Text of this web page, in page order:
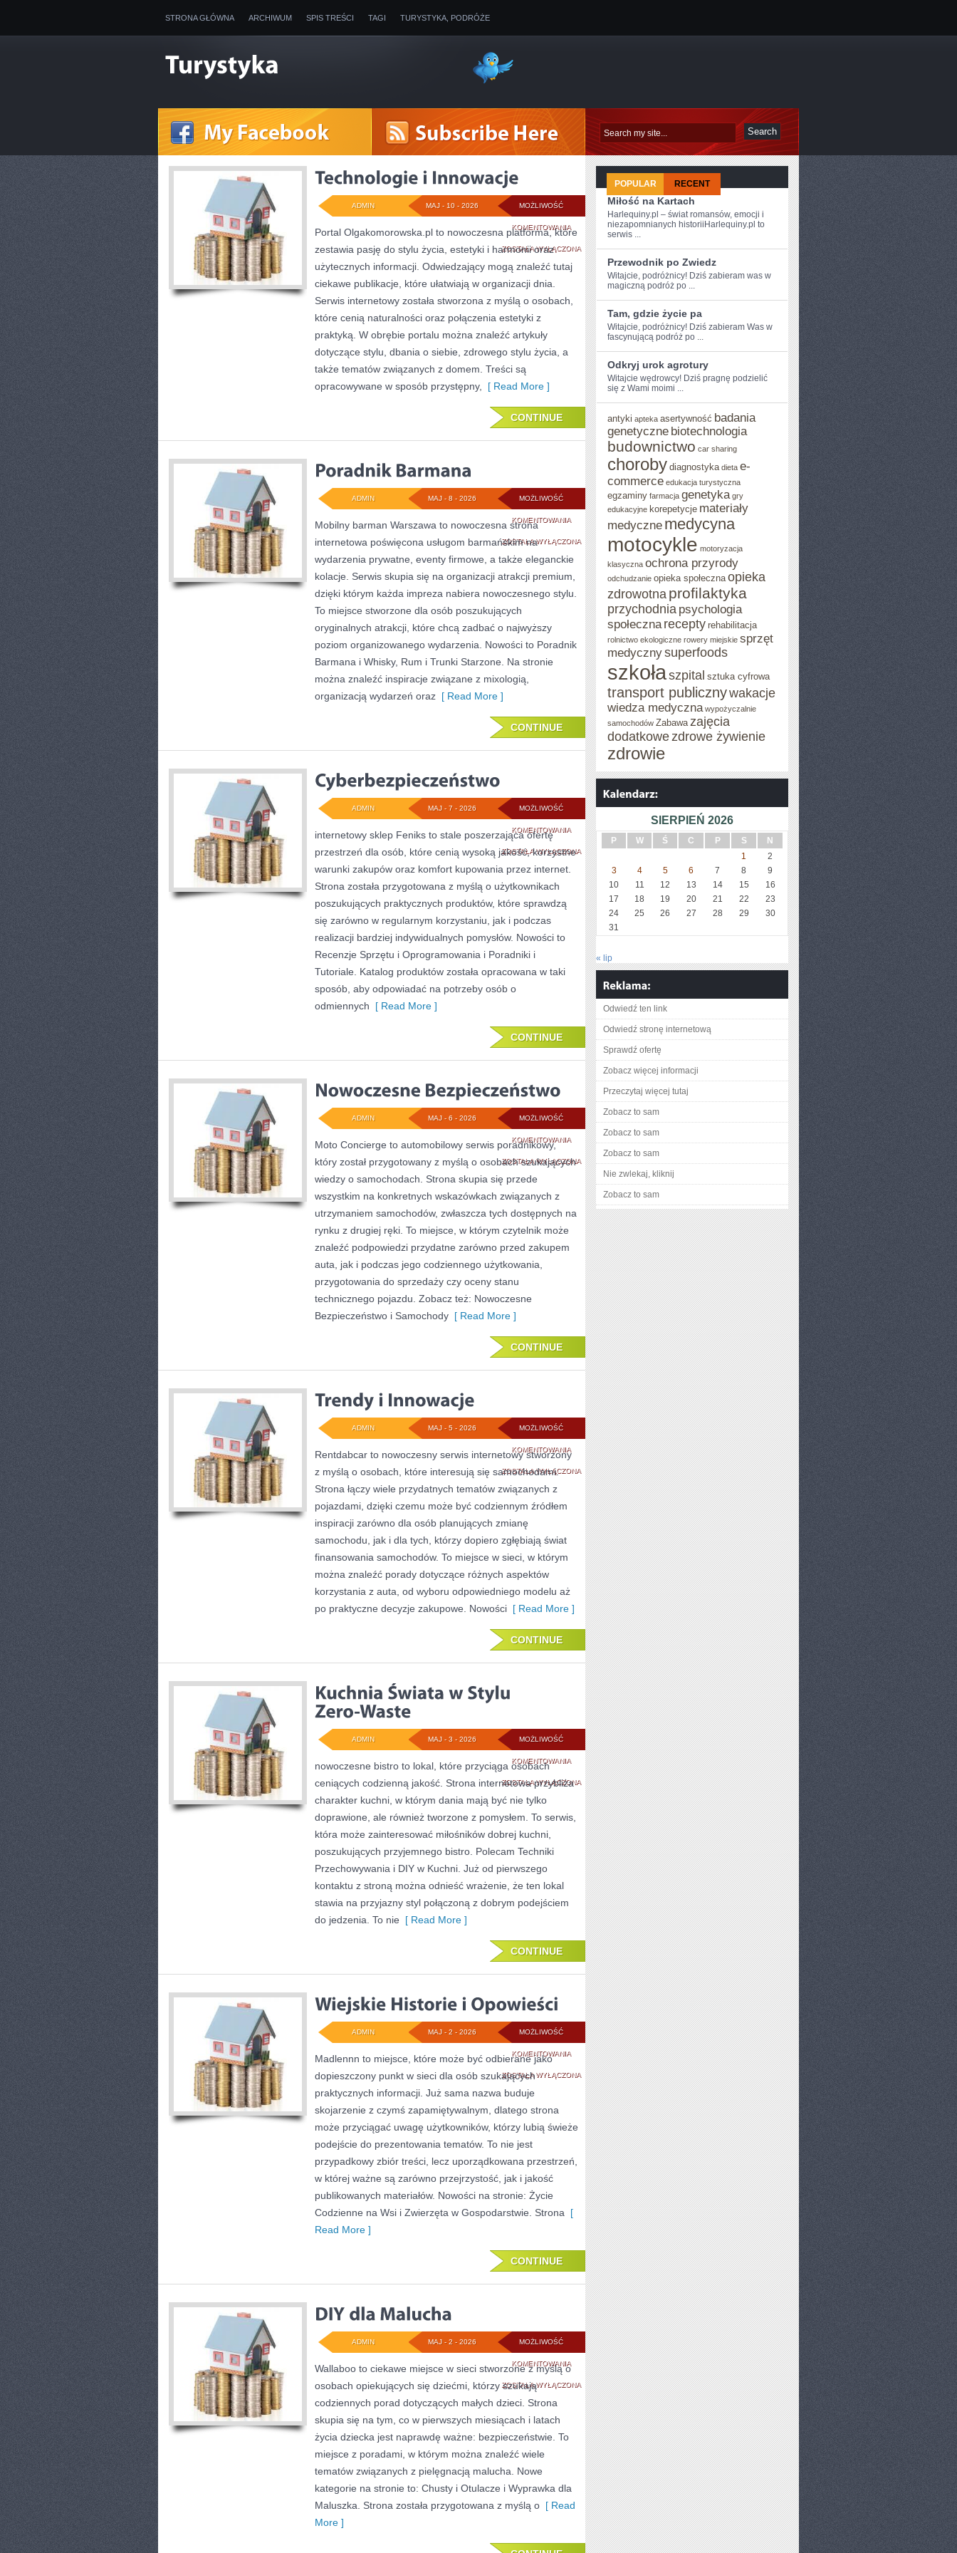
STRONA GŁÓWNA ARCHIWUM SPIS TREŚCI TAGI TURYSTYKA, PODRÓŻE
MOŻLIWOŚĆ
KOMENTOWANIATECHNOLOGIE
I
INNOWACJE
ZOSTAŁA WYŁĄCZONA
MAJ - 10 - 2026
ADMIN
Portal Olgakomorowska.pl to nowoczesna platforma, które
zestawia pasję do stylu życia, estetyki i harmonii oraz
użytecznych informacji. Odwiedzający mogą znaleźć tutaj
ciekawe publikacje, które ułatwiają w organizacji dnia.
Serwis internetowy została stworzona z myślą o osobach,
które cenią naturalności oraz połączenia estetyki z
praktyką. W obrębie portalu można znaleźć artykuły
dotyczące stylu, dbania o siebie, zdrowego stylu życia, a
także tematów związanych z domem. Treści są
opracowywane w sposób przystępny,
[ Read More ]
CONTINUE
MOŻLIWOŚĆ
KOMENTOWANIAPORADNIK
BARMANA
ZOSTAŁA WYŁĄCZONA
MAJ - 8 - 2026
ADMIN
Mobilny barman Warszawa to nowoczesna strona
internetowa poświęcona usługom barmańskim na
wydarzenia prywatne, eventy firmowe, a także eleganckie
kolacje. Serwis skupia się na organizacji atrakcji premium,
dzięki którym każda impreza nabiera nowoczesnego stylu.
To miejsce stworzone dla osób poszukujących
oryginalnych atrakcji, które chcą zadbać o najwyższy
poziom organizowanego wydarzenia. Nowości to Poradnik
Barmana i Whisky, Rum i Trunki Starzone. Na stronie
można znaleźć inspiracje związane z mixologią,
organizacją wydarzeń oraz [ Read More ]
CONTINUE
MOŻLIWOŚĆ
KOMENTOWANIACYBERBEZPIECZEŃSTWO
ZOSTAŁA WYŁĄCZONA
MAJ - 7 - 2026
ADMIN
internetowy sklep Feniks to stale poszerzająca ofertę
przestrzeń dla osób, które cenią wysoką jakość, korzystne
warunki zakupów oraz komfort kupowania przez internet.
Strona została przygotowana z myślą o użytkownikach
poszukujących praktycznych produktów, które sprawdzą
się zarówno w regularnym korzystaniu, jak i podczas
realizacji bardziej indywidualnych pomysłów. Nowości to
Recenzje Sprzętu i Oprogramowania i Poradniki i
Tutoriale. Katalog produktów została opracowana w taki
sposób, aby odpowiadać na potrzeby osób o
odmiennych [ Read More ]
CONTINUE
MOŻLIWOŚĆ
KOMENTOWANIANOWOCZESNE
BEZPIECZEŃSTWO
ZOSTAŁA WYŁĄCZONA
MAJ - 6 - 2026
ADMIN
Moto Concierge to automobilowy serwis poradnikowy,
który został przygotowany z myślą o osobach szukających
wiedzy o samochodach. Strona skupia się przede
wszystkim na konkretnych wskazówkach związanych z
utrzymaniem samochodów, zwłaszcza tych dostępnych na
rynku z drugiej ręki. To miejsce, w którym czytelnik może
znaleźć podpowiedzi przydatne zarówno przed zakupem
auta, jak i podczas jego codziennego użytkowania,
przygotowania do sprzedaży czy oceny stanu
technicznego pojazdu. Zobacz też: Nowoczesne
Bezpieczeństwo i Samochody [ Read More ]
CONTINUE
MOŻLIWOŚĆ
KOMENTOWANIATRENDY
I
INNOWACJE
ZOSTAŁA WYŁĄCZONA
MAJ - 5 - 2026
ADMIN
Rentdabcar to nowoczesny serwis internetowy stworzony
z myślą o osobach, które interesują się samochodami.
Strona łączy wiele przydatnych tematów związanych z
pojazdami, dzięki czemu może być codziennym źródłem
inspiracji zarówno dla osób planujących zmianę
samochodu, jak i dla tych, którzy dopiero zgłębiają świat
finansowania samochodów. To miejsce w sieci, w którym
można znaleźć porady dotyczące różnych aspektów
korzystania z auta, od wyboru odpowiedniego modelu aż
po praktyczne decyzje zakupowe. Nowości [ Read More ]
CONTINUE
MOŻLIWOŚĆ
KOMENTOWANIAKUCHNIA
ŚWIATA
STYLU
ZERO-
WASTE
ZOSTAŁA WYŁĄCZONA
MAJ - 3 - 2026
ADMIN
nowoczesne bistro to lokal, które przyciąga osobach
ceniących codzienną jakość. Strona internetowa przybliża
charakter kuchni, w którym dania mają być nie tylko
doprawione, ale również tworzone z pomysłem. To serwis,
która może zainteresować miłośników dobrej kuchni,
poszukujących przyjemnego bistro. Polecam Techniki
Przechowywania i DIY w Kuchni. Już od pierwszego
kontaktu z stroną można odnieść wrażenie, że ten lokal
stawia na przyjazny styl połączoną z dobrym podejściem
do jedzenia. To nie [ Read More ]
CONTINUE
MOŻLIWOŚĆ
KOMENTOWANIAWIEJSKIE
HISTORIE
OPOWIEŚCI
ZOSTAŁA WYŁĄCZONA
MAJ - 2 - 2026
ADMIN
Madlennn to miejsce, które może być odbierane jako
dopieszczony punkt w sieci dla osób szukających
praktycznych informacji. Już sama nazwa buduje
skojarzenie z czymś zapamiętywalnym, dlatego strona
może przyciągać uwagę użytkowników, którzy lubią świeże
podejście do prezentowania tematów. To nie jest
przypadkowy zbiór treści, lecz uporządkowana przestrzeń,
w której ważne są zarówno przejrzystość, jak i jakość
publikowanych materiałów. Nowości na stronie: Życie
Codzienne na Wsi i Zwierzęta w Gospodarstwie. Strona [
Read More ]
CONTINUE
MOŻLIWOŚĆ
KOMENTOWANIADIY
DLA
MALUCHA
ZOSTAŁA WYŁĄCZONA
MAJ - 2 - 2026
ADMIN
Wallaboo to ciekawe miejsce w sieci stworzone z myślą o
osobach opiekujących się dziećmi, którzy szukają
codziennych porad dotyczących małych dzieci. Strona
skupia się na tym, co w pierwszych miesiącach i latach
życia dziecka jest naprawdę ważne: bezpieczeństwie. To
miejsce z poradami, w którym można znaleźć wiele
tematów związanych z pielęgnacją malucha. Nowe
kategorie na stronie to: Chusty i Otulacze i Wyprawka dla
Maluszka. Strona została przygotowana z myślą o [ Read
More ]
POPULAR RECENT
Miłość na Kartach
Harlequiny.pl – świat romansów, emocji i
niezapomnianych historiiHarlequiny.pl to
serwis ...
Przewodnik po Zwiedz
Witajcie, podróżnicy!⁣ Dziś zabieram was w
magiczną podróż po ...
Tam, gdzie życie pa
Witajcie, podróżnicy! Dziś zabieram Was w
fascynującą podróż po ...
Odkryj urok agrotury
Witajcie wędrowcy! Dziś ​pragnę podzielić
się z Wami moimi ...
antyki apteka asertywność badania
genetyczne biotechnologia
budownictwo car sharing
choroby diagnostyka dieta e-
commerce edukacja turystyczna
egzaminy farmacja genetyka gry
edukacyjne korepetycje materiały
medyczne medycyna
motocykle motoryzacja
klasyczna ochrona przyrody
odchudzanie opieka społeczna opieka
zdrowotna profilaktyka
przychodnia psychologia
społeczna recepty rehabilitacja
rolnictwo ekologiczne rowery miejskie sprzęt
medycznysuperfoods
szkołaszpital sztuka cyfrowa
transport publicznywakacje
wiedza medyczna wypożyczalnie
samochodów Zabawa zajęcia
dodatkowezdrowe żywienie
zdrowie
SIERPIEŃ 2026
P W Ś C P S
N
1
2
3
4 5 6 7 8
9
10
11 12 13 14 15
16
17
18 19 20 21 22
23
24
25 26 27 28 29
30
31
« lip
Odwiedź ten link
Odwiedź stronę internetową
Sprawdź ofertę
Zobacz więcej informacji
Przeczytaj więcej tutaj
Zobacz to sam
Zobacz to sam
Zobacz to sam
Nie zwlekaj, kliknij
Zobacz to sam